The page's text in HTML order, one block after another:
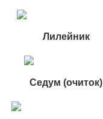
Лилейник
Седум (очиток)